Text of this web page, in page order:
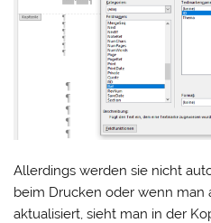
Allerdings werden sie nicht
beim Drucken oder wenn man
aktualisiert, sieht man in der